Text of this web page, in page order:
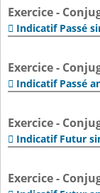
Exercice -
 Indicatif Passé
Exercice -
 Indicatif Passé
Exercice -
 Indicatif Futur
Exercice -